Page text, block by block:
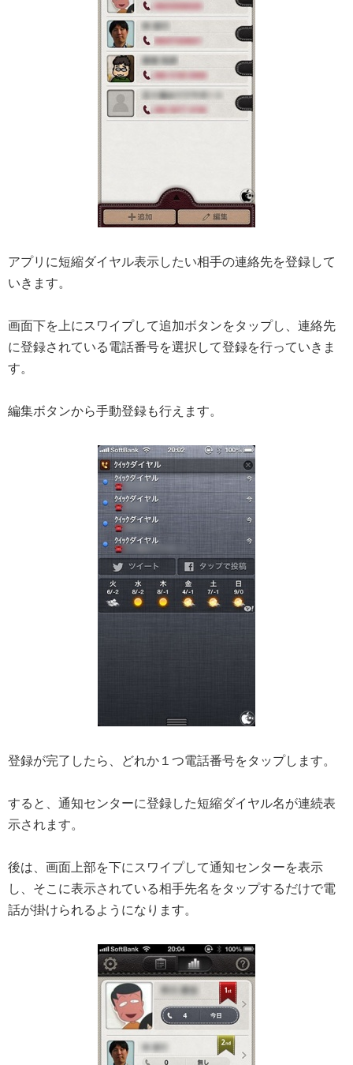
アプリに短縮ダイヤル表示したい相手の連絡先を登録して
いきます。
画面下を上にスワイプして追加ボタンをタップし、連絡先
に登録されている電話番号を選択して登録を行っていきま
す。
編集ボタンから手動登録も行えます。
登録が完了したら、どれか１つ電話番号をタップします。
すると、通知センターに登録した短縮ダイヤル名が連続表
示されます。
後は、画面上部を下にスワイプして通知センターを表示
し、そこに表示されている相手先名をタップするだけで電
話が掛けられるようになります。